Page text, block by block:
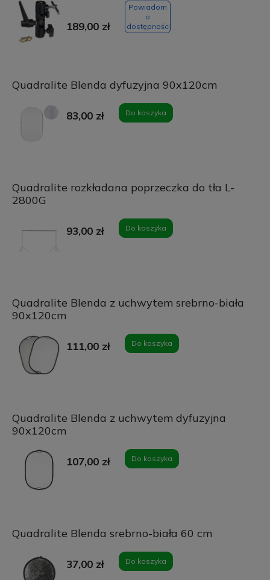
189,00 zł
Powiadom
o
dostępności
Quadralite Blenda dyfuzyjna 90x120cm
83,00 zł Do koszyka
Quadralite rozkładana poprzeczka do tła L-
2800G
93,00 zł Do koszyka
Quadralite Blenda z uchwytem srebrno-biała
90x120cm
111,00 zł Do koszyka
Quadralite Blenda z uchwytem dyfuzyjna
90x120cm
107,00 zł Do koszyka
Quadralite Blenda srebrno-biała 60 cm
37,00 zł Do koszyka